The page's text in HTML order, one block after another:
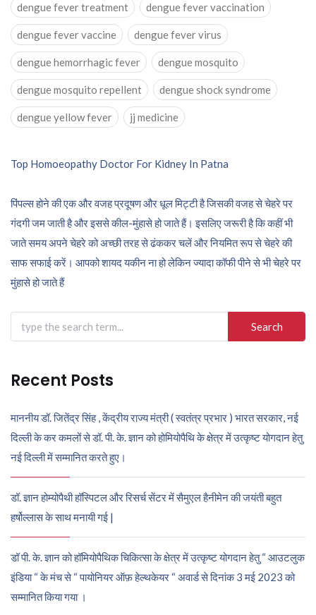
dengue fever treatment dengue fever vaccination
dengue fever vaccine dengue fever virus
dengue hemorrhagic fever dengue mosquito
dengue mosquito repellent dengue shock syndrome
dengue yellow fever jj medicine
Post
navigation
Top Homoeopathy Doctor For Kidney In Patna
पिंपल्स होने की एक और वजह प्रदूषण और धूल मिट्टी है जिसकी वजह से चेहरे पर
गंदगी जम जाती है और इससे कील-मुंहासे हो जाते हैं। इसलिए जरूरी है कि कहीं भी
जाते समय अपने चेहरे को अच्छी तरह से ढंककर चलें और नियमित रूप से चेहरे की
साफ सफाई करें। आपको शायद यकीन ना हो लेकिन ज्यादा कॉफी पीने से भी चेहरे पर
मुंहासे हो जाते हैं
Search
for:
Recent Posts
माननीय डॉ. जितेंद्र सिंह , केंद्रीय राज्य मंत्री ( स्वतंत्र प्रभार ) भारत सरकार, नई
दिल्ली के कर कमलों से डॉ. पी. के. ज्ञान को होमियोपैथि के क्षेत्र में उत्कृष्ट योगदान हेतु
नई दिल्ली में सम्मानित करते हुए।
डॉ. ज्ञान होम्योपैथी हॉस्पिटल और रिसर्च सेंटर में सैमुएल हैनीमेन की जयंती बहुत
हर्षोल्लास के साथ मनायी गई |
डॉ पी. के. ज्ञान को हॉमियोपैथिक चिकित्सा के क्षेत्र में उत्कृष्ट योगदान हेतु “ आउटलुक
इंडिया “ के मंच से “ पायोनियर ऑफ़ हेल्थकेयर “ अवार्ड से दिनांक 3 मई 2023 को
सम्मानित किया गया ।